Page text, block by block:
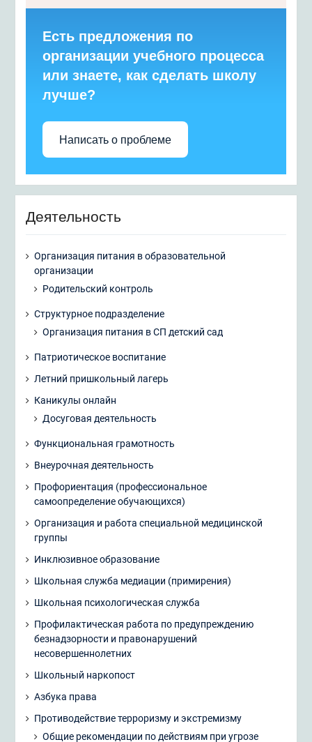
Есть предложения по
организации учебного процесса
или знаете, как сделать школу
лучше?
Написать о проблеме
Деятельность
Организация питания в образовательной
организации
Родительский контроль
Структурное подразделение
Организация питания в СП детский сад
Патриотическое воспитание
Летний пришкольный лагерь
Каникулы онлайн
Досуговая деятельность
Функциональная грамотность
Внеурочная деятельность
Профориентация (профессиональное
самоопределение обучающихся)
Организация и работа специальной медицинской
группы
Инклюзивное образование
Школьная служба медиации (примирения)
Школьная психологическая служба
Профилактическая работа по предупреждению
безнадзорности и правонарушений
несовершеннолетних
Школьный наркопост
Азбука права
Противодействие терроризму и экстремизму
Общие рекомендации по действиям при угрозе